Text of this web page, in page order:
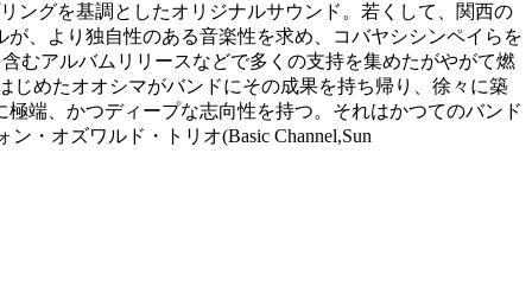
ングを基調としたオリジナルサウンド。若くして、関西の
、より独自性のある音楽性を求め、コバヤシシンペイらを
むアルバムリリースなどで多くの支持を集めたがやがて燃
じめたオオシマがバンドにその成果を持ち帰り、徐々に築
端、かつディープな志向性を持つ。それはかつてのバンド
・オズワルド・トリオ(Basic Channel,Sun